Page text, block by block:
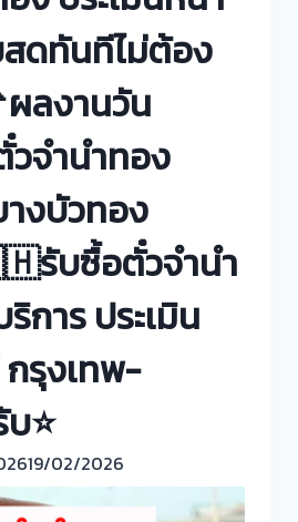
ดทันทีไม่ต้อง
ผลงานวัน
จำนำทอง
งบัวทอง
รับซื้อตั๋วจำนำ
การ ประเมิน
รุงเทพ-
⭐
19/02/2026